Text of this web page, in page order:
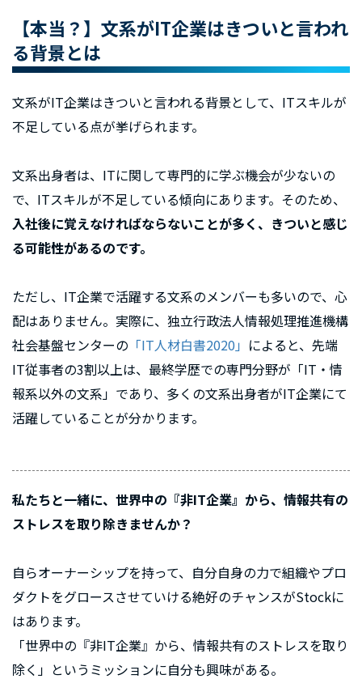
【本当？】文系がIT企業はきついと言われ
る背景とは
文系がIT企業はきついと言われる背景として、ITスキルが
不足している点が挙げられます。
文系出身者は、ITに関して専門的に学ぶ機会が少ないの
で、ITスキルが不足している傾向にあります。そのため、
入社後に覚えなければならないことが多く、きついと感じ
る可能性があるのです。
ただし、IT企業で活躍する文系のメンバーも多いので、心
配はありません。実際に、独立行政法人情報処理推進機構
社会基盤センターの 「IT人材白書2020」 によると、先端
IT従事者の3割以上は、最終学歴での専門分野が「IT・情
報系以外の文系」であり、多くの文系出身者がIT企業にて
活躍していることが分かります。
私たちと一緒に、世界中の『非IT企業』から、情報共有の
ストレスを取り除きませんか？
自らオーナーシップを持って、自分自身の力で組織やプロ
ダクトをグロースさせていける絶好のチャンスがStockに
はあります。
「世界中の『非IT企業』から、情報共有のストレスを取り
除く」というミッションに自分も興味がある。